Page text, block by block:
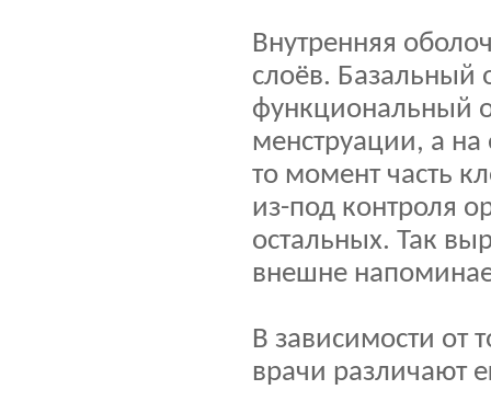
Внутренняя
слоёв. Базальный
функциональный
менструации, а на
то момент часть
из-под контроля
остальных. Так
внешне
В зависимости от
врачи различают